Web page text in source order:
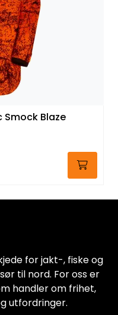
Smock Blaze
for jakt-, fiske og
til nord. For oss er
handler om frihet,
utfordringer.